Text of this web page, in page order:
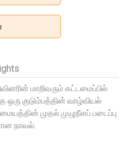
மாறிவரும் கட்டமைப்பில்
ஒரு குடும்பத்தின் வாழ்வியல்
முதல் முழுநீளப் படைப்பு
நாவல்.